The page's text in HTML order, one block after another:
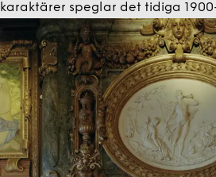
karaktärer speglar det tidiga